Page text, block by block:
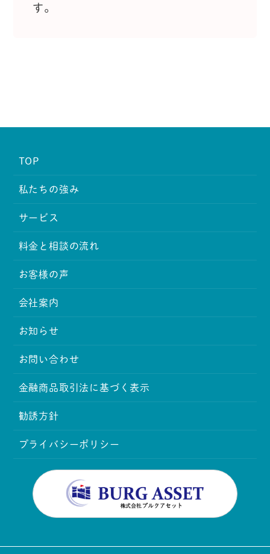
す。
TOP
私たちの強み
サービス
料金と相談の流れ
お客様の声
会社案内
お知らせ
お問い合わせ
金融商品取引法に基づく表示
勧誘方針
プライバシーポリシー